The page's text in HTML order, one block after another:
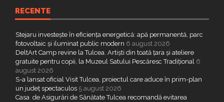
RECENTE
Stejaru investește în eficiența energetică: apă permanentă, parc
fotovoltaic și iluminat public modern 6 august 2026
DeltArt Camp revine la Tulcea. Artiști din toată țara și ateliere
gratuite pentru copii, la Muzeul Satului Pescăresc Tradițional 6
august 2026
S-a lansat oficial Visit Tulcea, proiectul care aduce în prim-plan
un județ spectaculos 5 august 2026
Casa de Asigurări de Sănătate Tulcea recomandă evitarea